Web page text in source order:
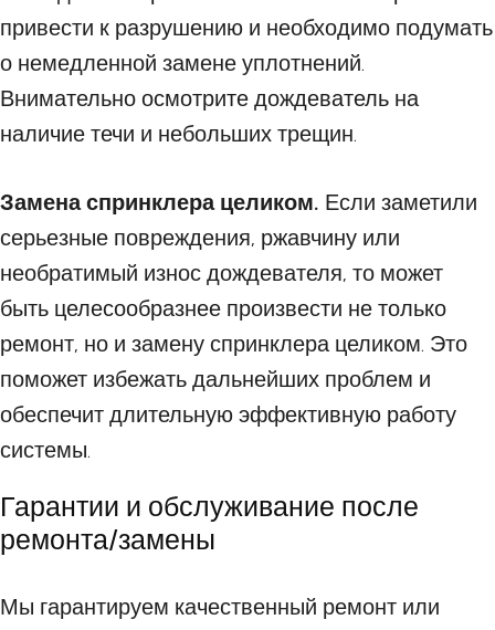
привести к разрушению и необходимо подумать
о немедленной замене уплотнений.
Внимательно осмотрите дождеватель на
наличие течи и небольших трещин.
Замена спринклера целиком. Если заметили
серьезные повреждения, ржавчину или
необратимый износ дождевателя, то может
быть целесообразнее произвести не только
ремонт, но и замену спринклера целиком. Это
поможет избежать дальнейших проблем и
обеспечит длительную эффективную работу
системы.
Гарантии и обслуживание после
ремонта/замены
Мы гарантируем качественный ремонт или